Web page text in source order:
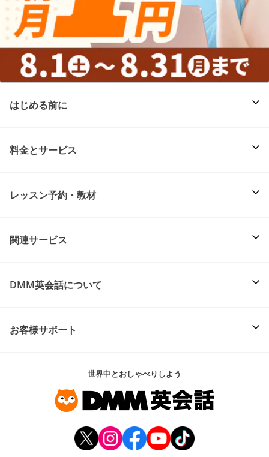
はじめる前に
料金とサービス
レッスン予約・教材
関連サービス
DMM英会話について
お客様サポート
世界中とおしゃべりしよう